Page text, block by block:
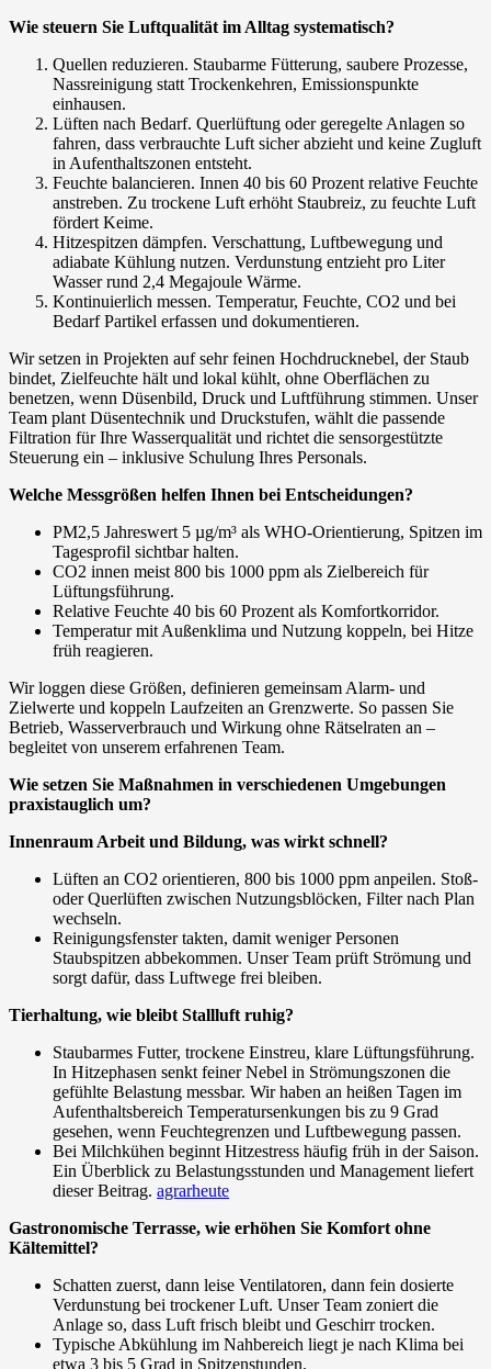
Wie steuern Sie Luftqualität im Alltag systematisch?
Quellen reduzieren. Staubarme Fütterung, saubere Prozesse,
Nassreinigung statt Trockenkehren, Emissionspunkte
einhausen.
Lüften nach Bedarf. Querlüftung oder geregelte Anlagen so
fahren, dass verbrauchte Luft sicher abzieht und keine Zugluft
in Aufenthaltszonen entsteht.
Feuchte balancieren. Innen 40 bis 60 Prozent relative Feuchte
anstreben. Zu trockene Luft erhöht Staubreiz, zu feuchte Luft
fördert Keime.
Hitzespitzen dämpfen. Verschattung, Luftbewegung und
adiabate Kühlung nutzen. Verdunstung entzieht pro Liter
Wasser rund 2,4 Megajoule Wärme.
Kontinuierlich messen. Temperatur, Feuchte, CO2 und bei
Bedarf Partikel erfassen und dokumentieren.
Wir setzen in Projekten auf sehr feinen Hochdrucknebel, der Staub
bindet, Zielfeuchte hält und lokal kühlt, ohne Oberflächen zu
benetzen, wenn Düsenbild, Druck und Luftführung stimmen. Unser
Team plant Düsentechnik und Druckstufen, wählt die passende
Filtration für Ihre Wasserqualität und richtet die sensorgestützte
Steuerung ein – inklusive Schulung Ihres Personals.
Welche Messgrößen helfen Ihnen bei Entscheidungen?
PM2,5 Jahreswert 5 µg/m³ als WHO‑Orientierung, Spitzen im
Tagesprofil sichtbar halten.
CO2 innen meist 800 bis 1000 ppm als Zielbereich für
Lüftungsführung.
Relative Feuchte 40 bis 60 Prozent als Komfortkorridor.
Temperatur mit Außenklima und Nutzung koppeln, bei Hitze
früh reagieren.
Wir loggen diese Größen, definieren gemeinsam Alarm- und
Zielwerte und koppeln Laufzeiten an Grenzwerte. So passen Sie
Betrieb, Wasserverbrauch und Wirkung ohne Rätselraten an –
begleitet von unserem erfahrenen Team.
Wie setzen Sie Maßnahmen in verschiedenen Umgebungen
praxistauglich um?
Innenraum Arbeit und Bildung, was wirkt schnell?
Lüften an CO2 orientieren, 800 bis 1000 ppm anpeilen. Stoß-
oder Querlüften zwischen Nutzungsblöcken, Filter nach Plan
wechseln.
Reinigungsfenster takten, damit weniger Personen
Staubspitzen abbekommen. Unser Team prüft Strömung und
sorgt dafür, dass Luftwege frei bleiben.
Tierhaltung, wie bleibt Stallluft ruhig?
Staubarmes Futter, trockene Einstreu, klare Lüftungsführung.
In Hitzephasen senkt feiner Nebel in Strömungszonen die
gefühlte Belastung messbar. Wir haben an heißen Tagen im
Aufenthaltsbereich Temperatursenkungen bis zu 9 Grad
gesehen, wenn Feuchtegrenzen und Luftbewegung passen.
Bei Milchkühen beginnt Hitzestress häufig früh in der Saison.
Ein Überblick zu Belastungsstunden und Management liefert
dieser Beitrag. agrarheute
Gastronomische Terrasse, wie erhöhen Sie Komfort ohne
Kältemittel?
Schatten zuerst, dann leise Ventilatoren, dann fein dosierte
Verdunstung bei trockener Luft. Unser Team zoniert die
Anlage so, dass Luft frisch bleibt und Geschirr trocken.
Typische Abkühlung im Nahbereich liegt je nach Klima bei
etwa 3 bis 5 Grad in Spitzenstunden.